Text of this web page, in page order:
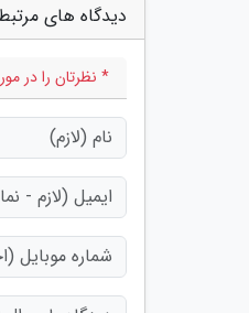
دیدگاه های
* نظرتان را در